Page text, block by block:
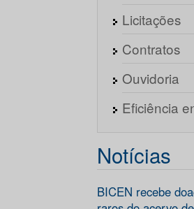
Licitações
Contratos
Ouvidoria
Eficiência
Notícias
BICEN recebe